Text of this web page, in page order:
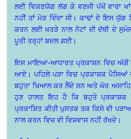
ਲਈ ਵਿਕਣਯੋਗ ਲੱਗ ਕੇ ਵਣਜੀ ਪੱਖੋਂ ਵਾਰਾ
ਨਹੀਂ ਤਾਂ ਮੋੜ ਦਿੰਦਾ ਸੀ। ਕਾਢਾਂ ਦੇ ਇਸ ਯੁੱਗ
ਕਰਨ ਲਈ ਖਰੜੇ ਨਾਲ ਨੋਟਾਂ ਦੀ ਦੱਥੀ ਦੇ
ਪੂਰੀ ਤਰ੍ਹਾਂ ਬਦਲ ਗਈ।
ਇਸ ਮਾਇਆ-ਆਧਾਰਤ ਪ੍ਰਕਾਸ਼ਨ ਵਿਚ ਅੱਗੋਂ
ਆਏ। ਪਹਿਲੇ ਪੜਾ ਵਿਚ ਪ੍ਰਕਾਸ਼ਕ ਪੈਸਿਆਂ
ਬਹੁਤਾ ਖਿਆਲ ਕਰ ਲੈਂਦੇ ਸਨ ਅਤੇ ਘੋਰ
ਹੁਣ ਹਾਲਤ ਇਹ ਹੈ ਕਿ ਬਹੁਤੇ
ਪ੍ਰਕਾਸ਼ਿਤ ਕੀਤੀ ਪੁਸਤਕ ਤਕ ਕਿਸੇ ਵੀ
ਨਾਲ ਕਰਨ ਵਿਚ ਵੀ ਵਿਸ਼ਵਾਸ ਨਹੀਂ ਰੱਖਦੇ।